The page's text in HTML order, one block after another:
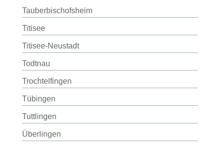
Tauberbischofsheim
Titisee
Titisee-Neustadt
Todtnau
Trochtelfingen
Tübingen
Tuttlingen
Überlingen